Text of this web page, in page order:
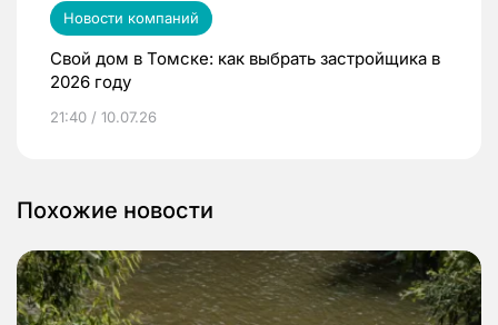
Новости компаний
Свой дом в Томске: как выбрать застройщика в
2026 году
21:40 / 10.07.26
Похожие новости